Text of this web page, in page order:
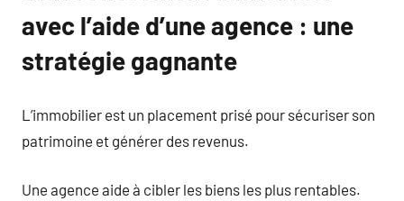
avec l’aide d’une agence : une
stratégie gagnante
L’immobilier est un placement prisé pour sécuriser son
patrimoine et générer des revenus.
Une agence aide à cibler les biens les plus rentables.